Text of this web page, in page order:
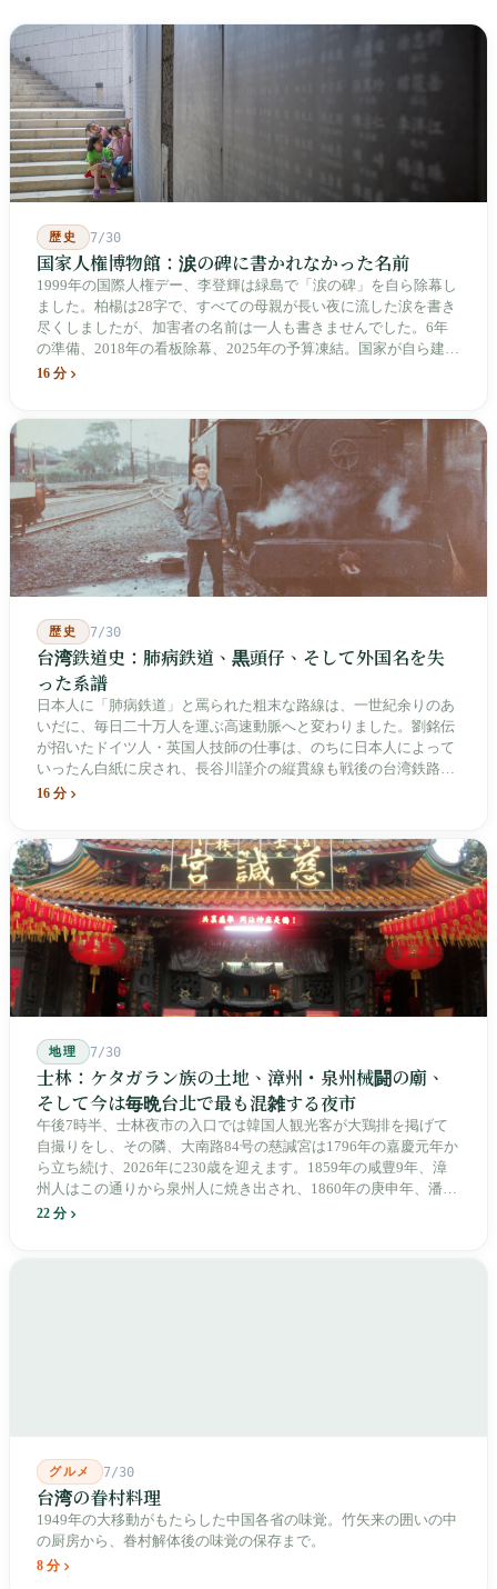
歴史 7/30
国家人権博物館：涙の碑に書かれなかった名前
1999年の国際人権デー、李登輝は緑島で「涙の碑」を自ら除幕し
ました。柏楊は28字で、すべての母親が長い夜に流した涙を書き
尽くしましたが、加害者の名前は一人も書きませんでした。6年
の準備、2018年の看板除幕、2025年の予算凍結。国家が自ら建
て、自らが行ったことを記念する博物館です。しかし解厳から39
16 分
歴史 7/30
台湾鉄道史：肺病鉄道、黒頭仔、そして外国名を失
った系譜
日本人に「肺病鉄道」と罵られた粗末な路線は、一世紀余りのあ
いだに、毎日二十万人を運ぶ高速動脈へと変わりました。劉銘伝
が招いたドイツ人・英国人技師の仕事は、のちに日本人によって
いったん白紙に戻され、長谷川謹介の縦貫線も戦後の台湾鉄路に
よって改名・改番されました。どの世代も前の世代の記録を脚注
治スローガン、そしてようやくプユマ・タロコの世代になって、
先住民族の地名が再びレールの上に敷き戻されたのです。
16 分
地理 7/30
士林：ケタガラン族の土地、漳州・泉州械闘の廟、
そして今は毎晩台北で最も混雑する夜市
午後7時半、士林夜市の入口では韓国人観光客が大鶏排を掲げて
自撮りをし、その隣、大南路84号の慈諴宮は1796年の嘉慶元年か
ら立ち続け、2026年に230歳を迎えます。1859年の咸豊9年、漳
州人はこの通りから泉州人に焼き出され、1860年の庚申年、潘永
清は下樹林に大東路・大南路・大西路・大北路という四本の整然
22 分
グルメ 7/30
台湾の眷村料理
1949年の大移動がもたらした中国各省の味覚。竹矢来の囲いの中
の厨房から、眷村解体後の味覚の保存まで。
8 分